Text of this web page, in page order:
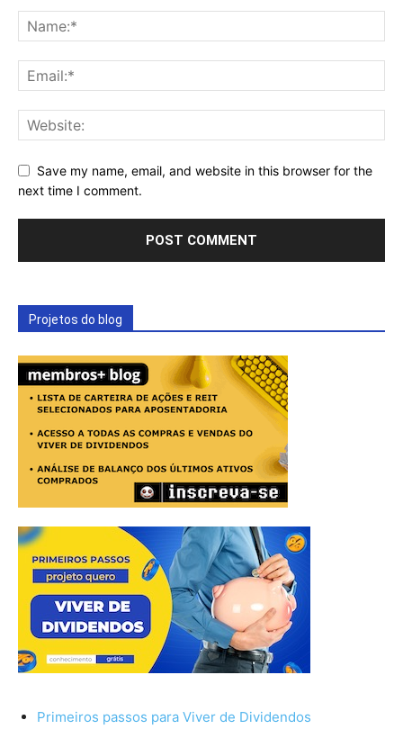
Save my name, email, and website in this browser for the
next time I comment.
Projetos do blog
Primeiros passos para Viver de Dividendos